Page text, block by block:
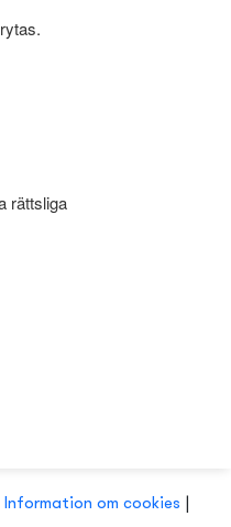
rättsliga
Information om cookies |